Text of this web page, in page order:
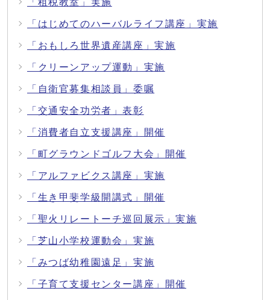
「租税教室」実施
「はじめてのハーバルライフ講座」実施
「おもしろ世界遺産講座」実施
「クリーンアップ運動」実施
「自衛官募集相談員」委嘱
「交通安全功労者」表彰
「消費者自立支援講座」開催
「町グラウンドゴルフ大会」開催
「アルファビクス講座」実施
「生き甲斐学級開講式」開催
「聖火リレートーチ巡回展示」実施
「芝山小学校運動会」実施
「みつば幼稚園遠足」実施
「子育て支援センター講座」開催